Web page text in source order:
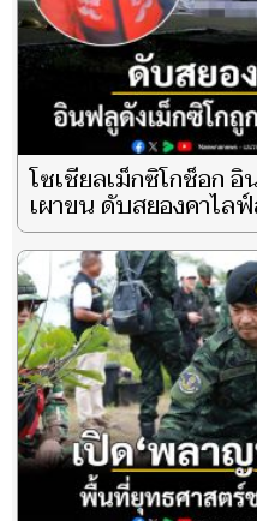
โซเชียลเม็กซิโกช็อก
เผาขน ดับสยองคาไล